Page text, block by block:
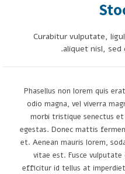
Curabitur vulputate,
aliquet nisl, sed
Phasellus non lorem quis
odio magna, vel viverra
morbi tristique senectus
egestas. Donec mattis
et. Aenean mauris lorem,
vitae est. Fusce
efficitur id tellus at